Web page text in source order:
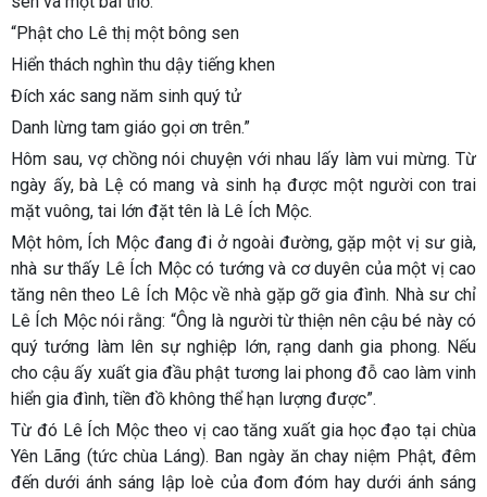
“Phật cho Lê thị một bông sen
Hiển thách nghìn thu dậy tiếng khen
Đích xác sang năm sinh quý tử
Danh lừng tam giáo gọi ơn trên.”
Hôm sau, vợ chồng nói chuyện với nhau lấy làm vui mừng. Từ
ngày ấy, bà Lệ có mang và sinh hạ được một người con trai
mặt vuông, tai lớn đặt tên là Lê Ích Mộc.
Một hôm, Ích Mộc đang đi ở ngoài đường, gặp một vị sư già,
nhà sư thấy Lê Ích Mộc có tướng và cơ duyên của một vị cao
tăng nên theo Lê Ích Mộc về nhà gặp gỡ gia đình. Nhà sư chỉ
Lê Ích Mộc nói rằng: “Ông là người từ thiện nên cậu bé này có
quý tướng làm lên sự nghiệp lớn, rạng danh gia phong. Nếu
cho cậu ấy xuất gia đầu phật tương lai phong đỗ cao làm vinh
hiển gia đình, tiền đồ không thể hạn lượng được”.
Từ đó Lê Ích Mộc theo vị cao tăng xuất gia học đạo tại chùa
Yên Lãng (tức chùa Láng). Ban ngày ăn chay niệm Phật, đêm
đến dưới ánh sáng lập loè của đom đóm hay dưới ánh sáng